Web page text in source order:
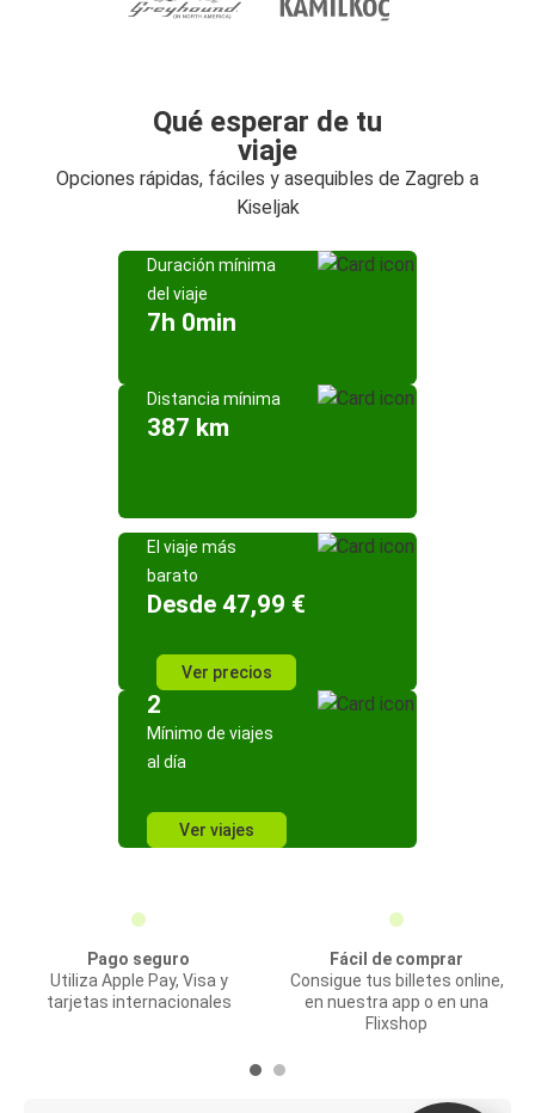
Qué esperar de tu
viaje
Opciones rápidas, fáciles y asequibles de Zagreb a
Kiseljak
Duración mínima
del viaje
7h 0min
Distancia mínima
387 km
El viaje más
barato
Desde 47,99 €
Ver precios
2
Mínimo de viajes
al día
Ver viajes
Pago seguro
Utiliza Apple Pay, Visa y
tarjetas internacionales
Fácil de comprar
Consigue tus billetes online,
en nuestra app o en una
Flixshop